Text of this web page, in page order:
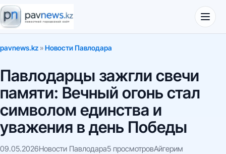
pavnews.kz »Новости Павлодара
Павлодарцы зажгли свечи
памяти: Вечный огонь стал
символом единства и
уважения в день Победы
09.05.2026Новости Павлодара5 просмотровАйгерим